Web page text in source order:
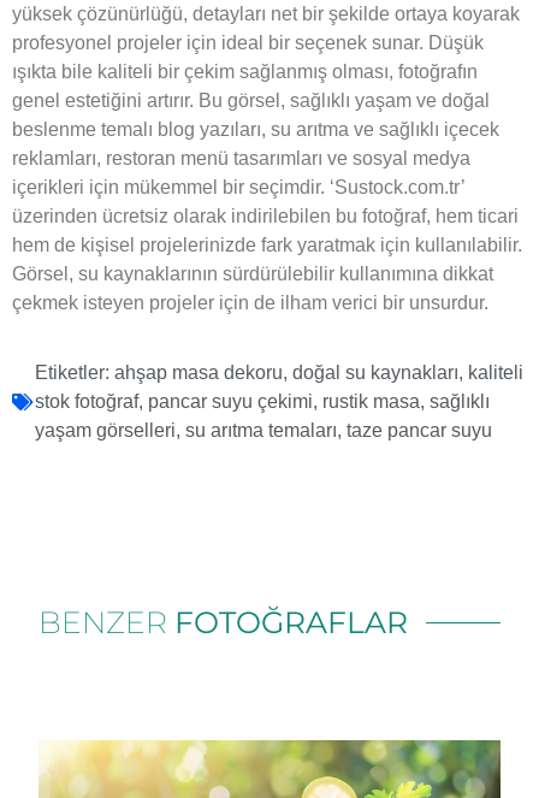
yüksek çözünürlüğü, detayları net bir şekilde ortaya koyarak
profesyonel projeler için ideal bir seçenek sunar. Düşük
ışıkta bile kaliteli bir çekim sağlanmış olması, fotoğrafın
genel estetiğini artırır. Bu görsel, sağlıklı yaşam ve doğal
beslenme temalı blog yazıları, su arıtma ve sağlıklı içecek
reklamları, restoran menü tasarımları ve sosyal medya
içerikleri için mükemmel bir seçimdir. ‘Sustock.com.tr’
üzerinden ücretsiz olarak indirilebilen bu fotoğraf, hem ticari
hem de kişisel projelerinizde fark yaratmak için kullanılabilir.
Görsel, su kaynaklarının sürdürülebilir kullanımına dikkat
çekmek isteyen projeler için de ilham verici bir unsurdur.
Etiketler: ahşap masa dekoru, doğal su kaynakları, kaliteli
stok fotoğraf, pancar suyu çekimi, rustik masa, sağlıklı
yaşam görselleri, su arıtma temaları, taze pancar suyu
BENZER FOTOĞRAFLAR